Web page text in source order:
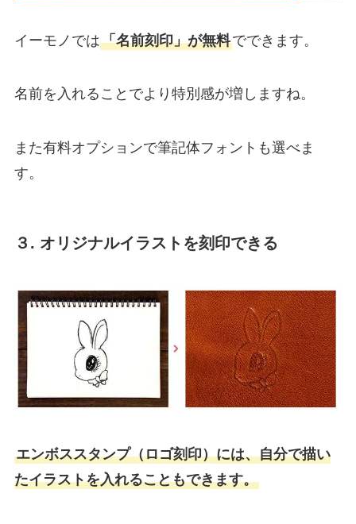
イーモノでは「名前刻印」が無料でできます。
名前を入れることでより特別感が増しますね。
また有料オプションで筆記体フォントも選べま
す。
３. オリジナルイラストを刻印できる
エンボススタンプ（ロゴ刻印）には、自分で描い
たイラストを入れることもできます。